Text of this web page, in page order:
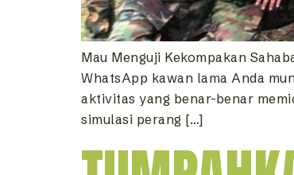
Mau Menguji Kekompakan
WhatsApp kawan lama Anda
aktivitas yang benar-benar
simulasi perang […]